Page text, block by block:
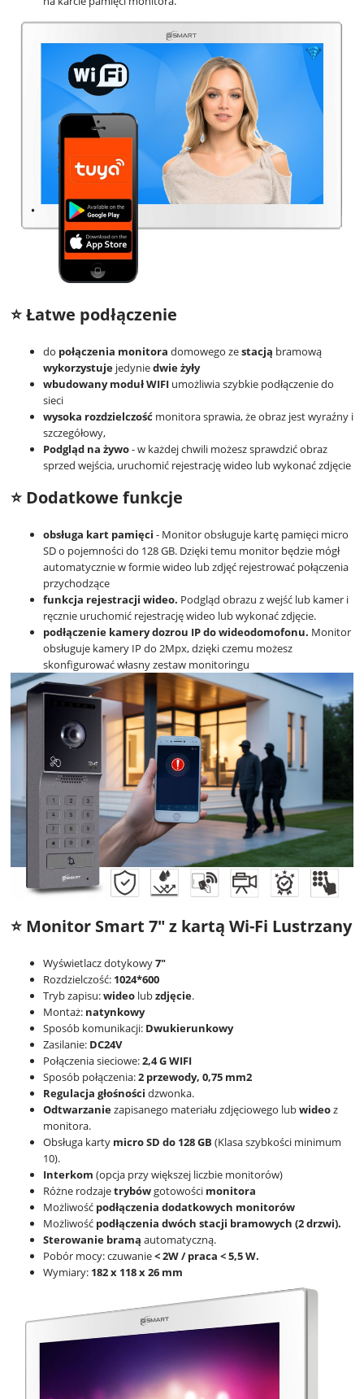
⭐ Łatwe podłączenie
do połączenia monitora domowego zestacją bramową
wykorzystuje jedyniedwie żyły
wbudowany moduł WIFI umożliwia szybkie podłączenie do
sieci
wysoka rozdzielczość monitora sprawia, że obraz jest wyraźny i
szczegółowy,
Podgląd na żywo- w każdej chwili możesz sprawdzić obraz
sprzed wejścia, uruchomić rejestrację wideo lub wykonać zdjęcie
⭐ Dodatkowe funkcje
obsługa kart pamięci - Monitor obsługuje kartę pamięci micro
SD o pojemności do 128 GB. Dzięki temu monitor będzie mógł
automatycznie w formie wideo lub zdjęć rejestrować połączenia
przychodzące
funkcja rejestracji wideo. Podgląd obrazu z wejść lub kamer i
ręcznie uruchomić rejestrację wideo lub wykonać zdjęcie.
podłączenie kamery dozrou IP do wideodomofonu. Monitor
obsługuje kamery IP do 2Mpx, dzięki czemu możesz
skonfigurować własny zestaw monitoringu
⭐ Monitor Smart 7" z kartą Wi-Fi Lustrzany
Wyświetlacz dotykowy7"
Rozdzielczość: 1024*600
Tryb zapisu:wideo lubzdjęcie.
Montaż: natynkowy
Sposób komunikacji: Dwukierunkowy
Zasilanie: DC24V
Połączenia sieciowe:2,4 G WIFI
Sposób połączenia:2 przewody, 0,75 mm2
Regulacja głośności dzwonka.
Odtwarzaniezapisanego materiału zdjęciowego lubwideoz
monitora.
Obsługa karty micro SD do 128 GB (Klasa szybkości minimum
10).
Interkom (opcja przy większej liczbie monitorów)
Różne rodzajetrybówgotowości monitora
Możliwość podłączenia dodatkowych monitorów
Możliwość podłączenia dwóch stacji bramowych (2 drzwi).
Sterowanie bramą automatyczną.
Pobór mocy: czuwanie< 2W / praca < 5,5 W.
Wymiary: 182 x 118 x 26 mm